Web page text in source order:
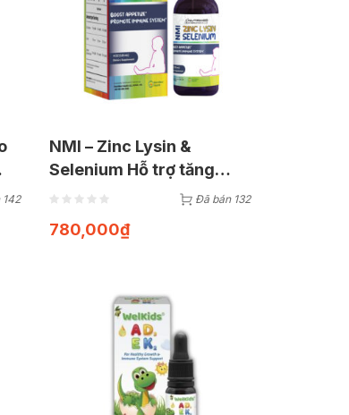
NMI – Zinc Lysin &
Selenium Hỗ trợ tăng
cường, giúp trẻ ăn ngon
Đã bán 132
780,000₫